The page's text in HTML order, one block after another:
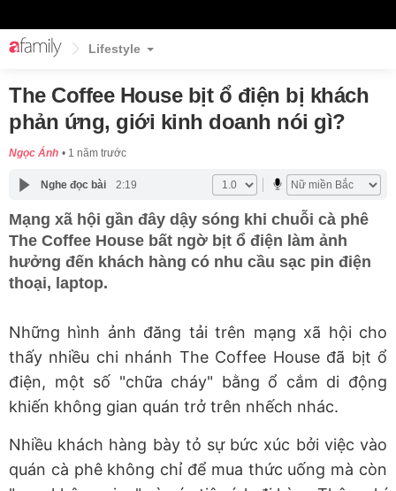
Lifestyle
The Coffee House bịt ổ điện bị khách
phản ứng, giới kinh doanh nói gì?
Ngọc Ánh 1 năm trước
Nghe đọc bài 2:19
Mạng xã hội gần đây dậy sóng khi chuỗi cà phê
The Coffee House bất ngờ bịt ổ điện làm ảnh
hưởng đến khách hàng có nhu cầu sạc pin điện
thoại, laptop.
Những hình ảnh đăng tải trên mạng xã hội cho
thấy nhiều chi nhánh The Coffee House đã bịt ổ
điện, một số "chữa cháy" bằng ổ cắm di động
khiến không gian quán trở trên nhếch nhác.
Nhiều khách hàng bày tỏ sự bức xúc bởi việc vào
quán cà phê không chỉ để mua thức uống mà còn